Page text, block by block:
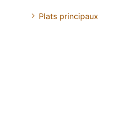
Plats principaux